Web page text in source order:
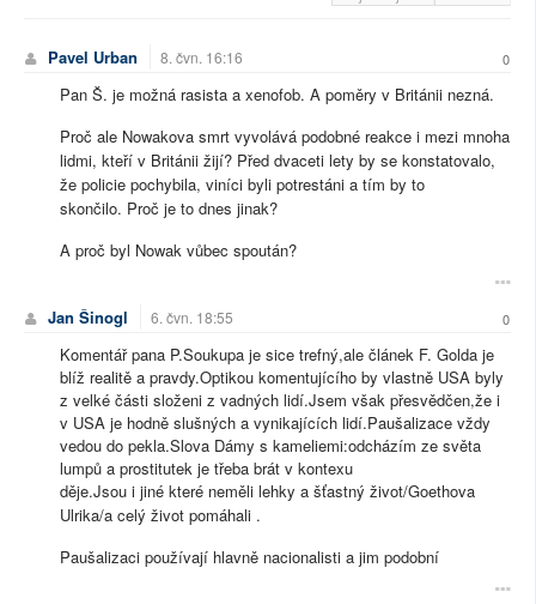
Pavel Urban 8. čvn. 16:16 0
Pan Š. je možná rasista a xenofob. A poměry v Británii nezná.
Proč ale Nowakova smrt vyvolává podobné reakce i mezi mnoha
lidmi, kteří v Británii žijí? Před dvaceti lety by se konstatovalo,
že policie pochybila, viníci byli potrestáni a tím by to
skončilo. Proč je to dnes jinak?
A proč byl Nowak vůbec spoután?
Jan Šinogl 6. čvn. 18:55 0
Komentář pana P.Soukupa je sice trefný,ale článek F. Golda je
blíž realitě a pravdy.Optikou komentujícího by vlastně USA byly
z velké části složeni z vadných lidí.Jsem však přesvědčen,že i
v USA je hodně slušných a vynikajících lidí.Paušalizace vždy
vedou do pekla.Slova Dámy s kameliemi:odcházím ze světa
lumpů a prostitutek je třeba brát v kontexu
děje.Jsou i jiné které neměli lehky a šťastný život/Goethova
Ulrika/a celý život pomáhali .
Paušalizaci používají hlavně nacionalisti a jim podobní